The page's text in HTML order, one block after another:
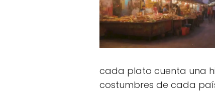
cada plato cuenta una
costumbres de cada